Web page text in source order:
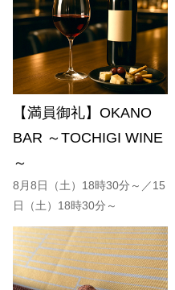
【満員御礼】OKANO
BAR ～TOCHIGI WINE
～
8月8日（土）18時30分～／15
日（土）18時30分～